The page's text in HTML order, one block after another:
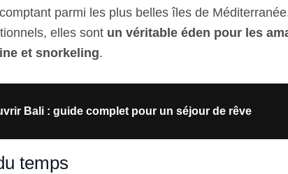
parmi les plus belles îles de
elles sont un véritable éden pour les
et snorkeling.
Bali : guide complet pour un séjour de rêve
temps